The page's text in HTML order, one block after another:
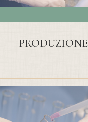
PRODUZIONE